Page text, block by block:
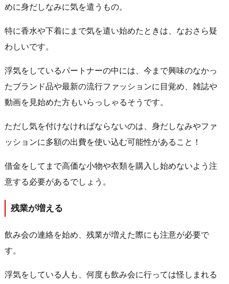
めに身だしなみに気を遣うもの。
特に香水や下着にまで気を遣い始めたときは、なおさら疑
わしいです。
浮気をしているパートナーの中には、今まで興味のなかっ
たブランド品や最新の流行ファッションに目覚め、雑誌や
動画を見始めた方もいらっしゃるそうです。
ただし気を付けなければならないのは、身だしなみやファ
ッションに多額の出費を使い込む可能性があること！
借金をしてまで高価な小物や衣類を購入し始めないよう注
意する必要があるでしょう。
残業が増える
飲み会の連絡を始め、残業が増えた際にも注意が必要で
す。
浮気をしている人も、何度も飲み会に行っては怪しまれる